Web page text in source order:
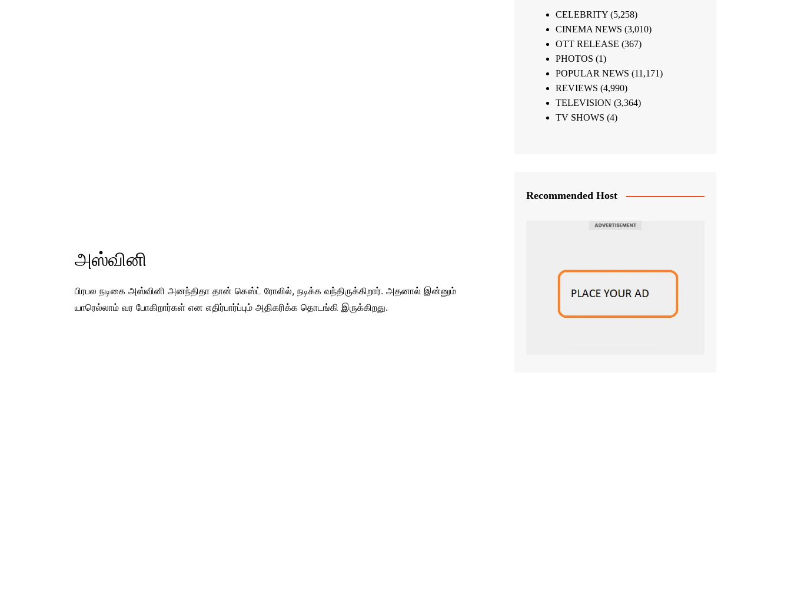
அஸ்வினி
பிரபல நடிகை அஸ்வினி அனந்திதா தான் கெஸ்ட் ரோலில், நடிக்க வந்திருக்கிறார். அதனால் இன்னும்
யாரெல்லாம் வர போகிறார்கள் என எதிர்பார்ப்பும் அதிகரிக்க தொடங்கி இருக்கிறது.
CELEBRITY(5,258)
CINEMA NEWS (3,010)
OTT RELEASE (367)
PHOTOS (1)
POPULAR NEWS (11,171)
REVIEWS (4,990)
TELEVISION (3,364)
TV SHOWS (4)
Recommended Host